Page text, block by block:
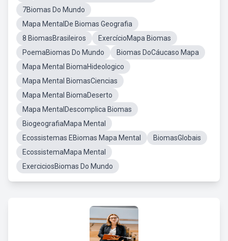
7Biomas Do Mundo
Mapa MentalDe Biomas Geografia
8 BiomasBrasileiros
ExercícioMapa Biomas
PoemaBiomas Do Mundo
Biomas DoCáucaso Mapa
Mapa Mental BiomaHideologico
Mapa Mental BiomasCiencias
Mapa Mental BiomaDeserto
Mapa MentalDescomplica Biomas
BiogeografiaMapa Mental
Ecossistemas EBiomas Mapa Mental
BiomasGlobais
EcossistemaMapa Mental
ExerciciosBiomas Do Mundo